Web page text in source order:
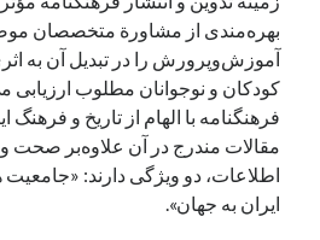
بهره‌مندی از مشاورة‌ متخصصان
آموزش‌وپرورش را در تبدیل آن به
کودکان و نوجوانان مطلوب ارزیابی
فرهنگنامه با الهام از تاریخ و
مقالات مندرج در آن علاوه‌بر صحت
اطلاعات، دو ویژگی دارند: «جامعیت
ایران به جهان».